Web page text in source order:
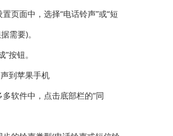
页面中，选择“电话铃声”或“短
需要)。
按钮。
到苹果手机
软件中，点击底部栏的“同